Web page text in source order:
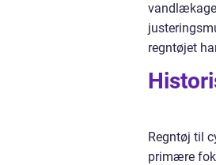
regntøjet
Regntøj til
primære